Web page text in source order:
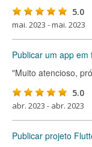
5.0
mai. 2023 - mai. 2023
Publicar um app
"Muito atencioso,
5.0
abr. 2023 - abr. 2023
Publicar projeto